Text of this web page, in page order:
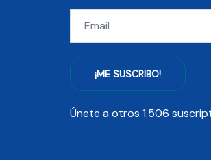
¡ME SUSCRIBO!
Únete a otros 1.506